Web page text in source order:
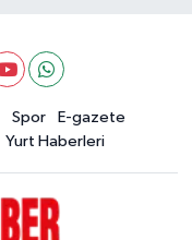
Spor
E-gazete
Yurt Haberleri